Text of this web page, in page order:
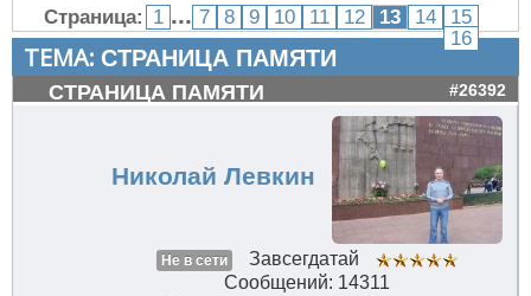
Страница: 1 ... 7 8 9 10 11 12 13 14
15
16
ТЕМА: СТРАНИЦА ПАМЯТИ
СТРАНИЦА ПАМЯТИ #26392
Николай Левкин
Не в сети
Завсегдатай
Сообщений: 14311